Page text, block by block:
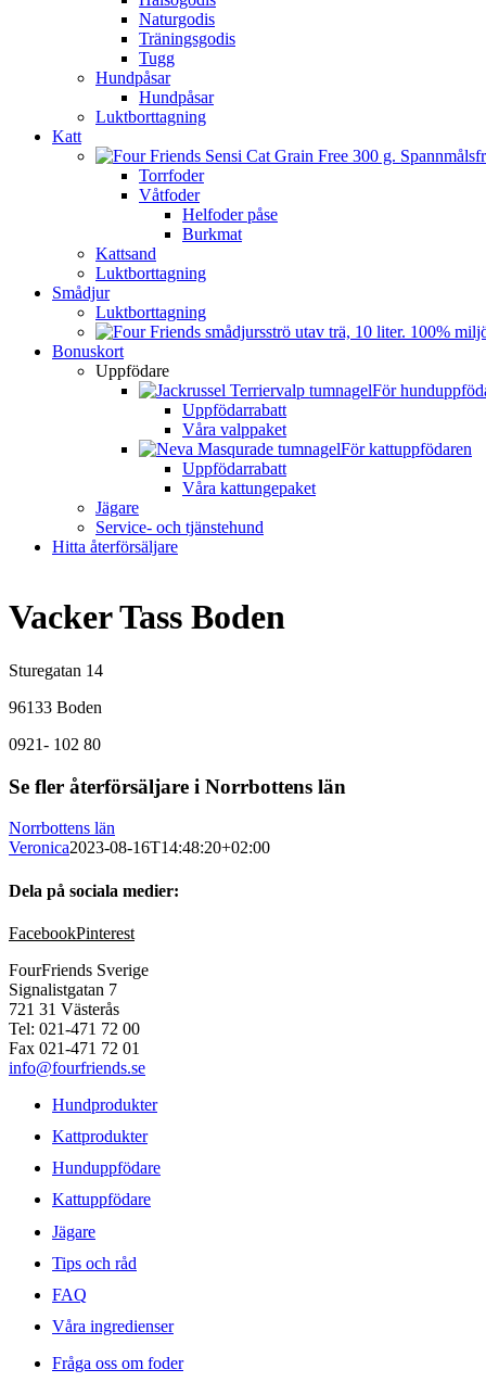
Naturgodis
Träningsgodis
Tugg
Hundpåsar
Hundpåsar
Luktborttagning
Katt
Torrfoder
Våtfoder
Helfoder påse
Burkmat
Kattsand
Luktborttagning
Smådjur
Luktborttagning
Bonuskort
Uppfödare
För
Uppfödarrabatt
Våra valppaket
För kattuppfödaren
Uppfödarrabatt
Våra kattungepaket
Jägare
Service- och tjänstehund
Hitta återförsäljare
Vacker Tass Boden
Sturegatan 14
96133 Boden
0921- 102 80
Se fler återförsäljare i Norrbottens län
Norrbottens län
Veronica2023-08-16T14:48:20+02:00
Dela på sociala medier:
FacebookPinterest
FourFriends Sverige
Signalistgatan 7
721 31 Västerås
Tel: 021-471 72 00
Fax 021-471 72 01
info@fourfriends.se
Hundprodukter
Kattprodukter
Hunduppfödare
Kattuppfödare
Jägare
Tips och råd
FAQ
Våra ingredienser
Fråga oss om foder